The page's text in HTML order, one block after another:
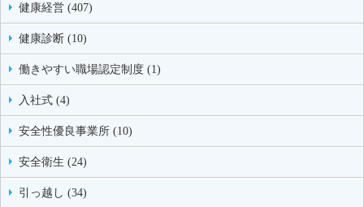
健康経営 (407)
健康診断 (10)
働きやすい職場認定制度 (1)
入社式 (4)
安全性優良事業所 (10)
安全衛生 (24)
引っ越し (34)